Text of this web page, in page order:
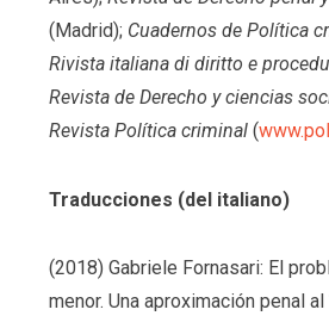
(Madrid); Cuadernos de Política
Rivista italiana di diritto e
Revista de Derecho y ciencias
Revista Política criminal(
Traducciones (del italiano)
(2018) Gabriele Fornasari: El
menor. Una aproximación penal al